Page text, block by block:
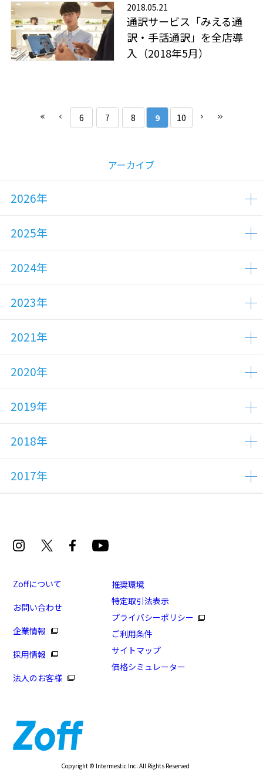
2018.05.21
通訳サービス「みえる通
訳・手話通訳」を全店導
入（2018年5月）
6 7 8 9 10
アーカイブ
2026年
2025年
2024年
2023年
2021年
2020年
2019年
2018年
2017年
Zoffについて
お問い合わせ
企業情報
採用情報
法人のお客様
推奨環境
特定取引法表示
プライバシーポリシー
ご利用条件
サイトマップ
価格シミュレーター
Copyright © Intermestic Inc. All Rights Reserved